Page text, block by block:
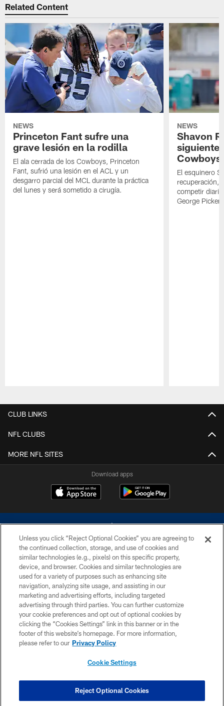
Related Content
NEWS
Princeton Fant sufre una
grave lesión en la rodilla
El ala cerrada de los Cowboys, Princeton
Fant, sufrió una lesión en el ACL y un
desgarro parcial del MCL durante la práctica
del lunes y será sometido a cirugía.
NEWS
Shavon
siguiente
Cowboys
El esquinero
recuperación,
competir
George
CLUB LINKS
NFL CLUBS
MORE NFL SITES
Download apps
©2026 Dallas Cowboys. All rights reserved. Do not duplicate in any form
without permission of the Dallas Cowboys. The Dallas Cowboys
Cheerleaders will not initiate contact with any person to request personal or
financial information.
PRIVACY POLICY
ACCESSIBILITY
SITE MAP
COOKIE SETTINGS
Unless you click “Reject Optional Cookies” you are agreeing to
the continued collection, storage, and use of cookies and
similar technologies (e.g., pixels) on this specific property,
device, and browser. Cookies and similar technologies are
used for a variety of purposes such as enhancing site
navigation, analyzing site usage, and assisting in our
marketing and advertising efforts, including targeted
advertising through third parties. You can further customize
your cookie preferences and opt out of optional cookies by
clicking the “Cookies Settings” link in this banner or in the
footer of this website’s homepage. For more information,
please refer to our Privacy Policy
Cookie Settings
Reject Optional Cookies